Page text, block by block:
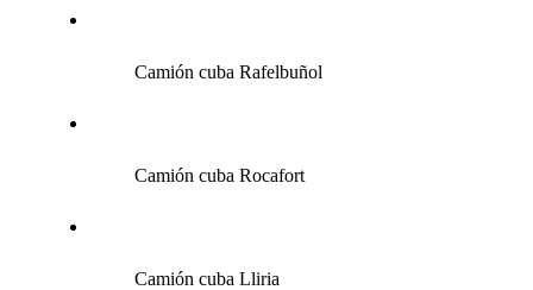
Camión cuba Rafelbuñol
Camión cuba Rocafort
Camión cuba Lliria